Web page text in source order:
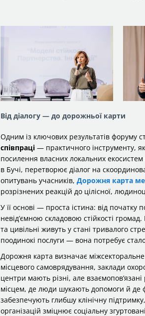
Від діалогу — до дорожньої карти
Одним із ключових результатів форуму
співпраці— практичного інструменту,
посилення власних локальних
в Бучі, перетворює діалог на
опитувань учасників, Дорожня карта
розрізнених реакцій до цілісної,
У її основі — проста істина: від
невід’ємною складовою стійкості
та цивільні живуть у стані тривалого
поодинокі послуги — вона потребує
Дорожня карта визначає
місцевого самоврядування, заклади
центри мають різні, але
місцем, де люди шукають допомоги й де
забезпечують глибшу клінічну
організацій зміцнює соціальну